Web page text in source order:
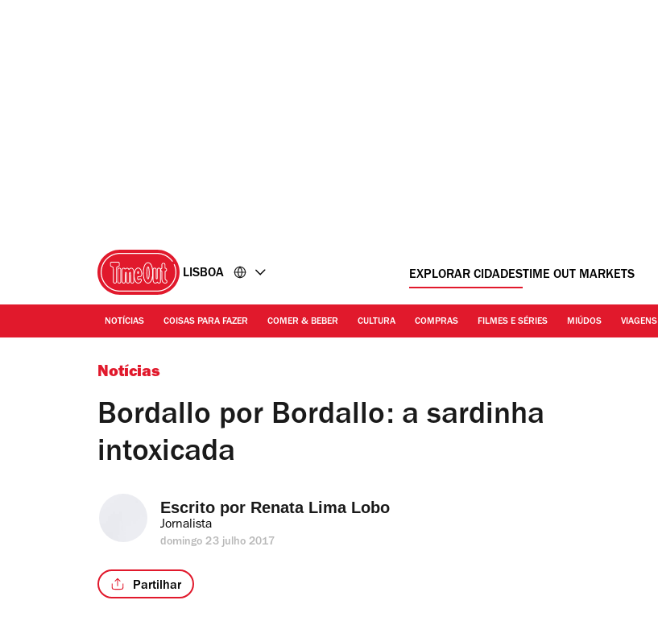
LISBOA EXPLORAR CIDADESTIME OUT MARKETS
NOTÍCIAS COISAS PARA FAZER COMER & BEBER CULTURA COMPRAS FILMES E SÉRIES MIÚDOS VIAGENS
Notícias
Bordallo por Bordallo: a sardinha
intoxicada
Escrito por Renata Lima Lobo
Jornalista
domingo 23 julho 2017
Partilhar